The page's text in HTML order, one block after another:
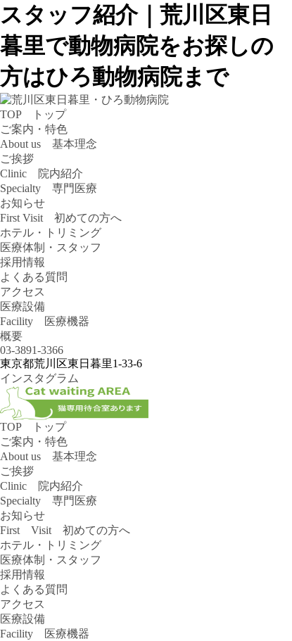
スタッフ紹介｜荒川区東日
暮里で動物病院をお探しの
方はひろ動物病院まで
TOP トップ
ご案内・特色
About us 基本理念
ご挨拶
Clinic 院内紹介
Specialty 専門医療
お知らせ
First Visit 初めての方へ
ホテル・トリミング
医療体制・スタッフ
採用情報
よくある質問
アクセス
医療設備
Facility 医療機器
概要
03-3891-3366
東京都荒川区東日暮里1-33-6
インスタグラム
TOP トップ
ご案内・特色
About us 基本理念
ご挨拶
Clinic 院内紹介
Specialty 専門医療
お知らせ
First Visit 初めての方へ
ホテル・トリミング
医療体制・スタッフ
採用情報
よくある質問
アクセス
医療設備
Facility 医療機器